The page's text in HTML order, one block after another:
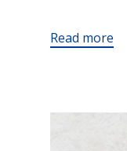
Read more